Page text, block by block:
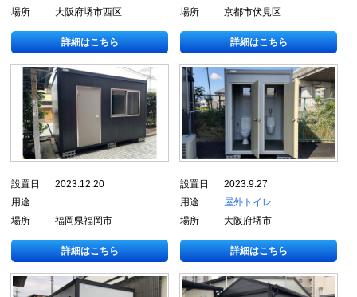
場所
大阪府堺市西区
詳細はこちら
場所
京都市伏見区
詳細はこちら
設置日
2023.12.20
用途
場所
福岡県福岡市
詳細はこちら
設置日
2023.9.27
用途
屋外トイレ
場所
大阪府堺市
詳細はこちら